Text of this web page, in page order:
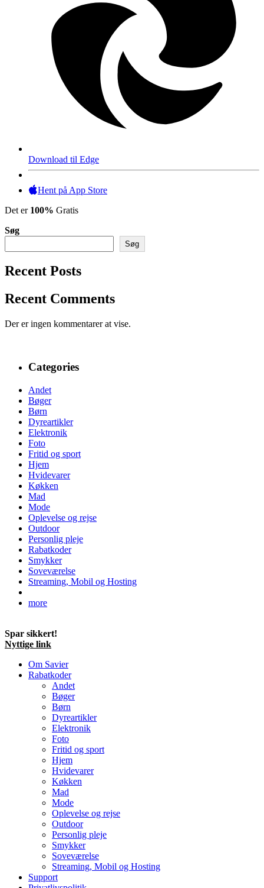
Download til Edge
Hent på App Store
Det er 100% Gratis
Søg
Søg
Recent Posts
Recent Comments
Der er ingen kommentarer at vise.
Categories
Andet
Bøger
Børn
Dyreartikler
Elektronik
Foto
Fritid og sport
Hjem
Hvidevarer
Køkken
Mad
Mode
Oplevelse og rejse
Outdoor
Personlig pleje
Rabatkoder
Smykker
Soveværelse
Streaming, Mobil og Hosting
more
Spar sikkert!
Nyttige link
Om Savier
Rabatkoder
Andet
Bøger
Børn
Dyreartikler
Elektronik
Foto
Fritid og sport
Hjem
Hvidevarer
Køkken
Mad
Mode
Oplevelse og rejse
Outdoor
Personlig pleje
Smykker
Soveværelse
Streaming, Mobil og Hosting
Support